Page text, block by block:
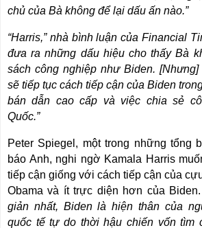
chủ của Bà không để lại dấu ấn nào.”
“Harris,” nhà bình luận của Financial
đưa ra những dấu hiệu cho thấy Bà
sách công nghiệp như Biden.
sẽ tiếp tục cách tiếp cận của Biden
bán dẫn cao cấp và việc chia sẻ
Quốc.”
Peter Spiegel, một trong những tổng
báo Anh, nghi ngờ Kamala Harris
tiếp cận giống với cách tiếp cận của
Obama và ít trực diện hơn của Biden.
giản nhất, Biden là hiện thân của
quốc tế tự do thời hậu chiến vốn tìm